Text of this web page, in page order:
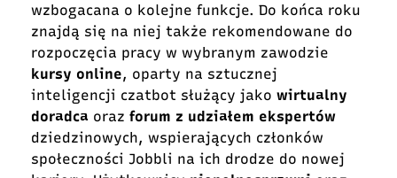
wzbogacana o kolejne funkcje. Do końca roku
znajdą się na niej także rekomendowane do
rozpoczęcia pracy w wybranym zawodzie
kursy online, oparty na sztucznej
inteligencji czatbot służący jako wirtualny
doradca oraz forum z udziałem ekspertów
dziedzinowych, wspierających członków
społeczności Jobbli na ich drodze do nowej